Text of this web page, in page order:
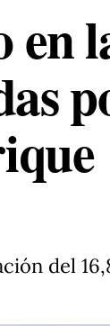
en
del